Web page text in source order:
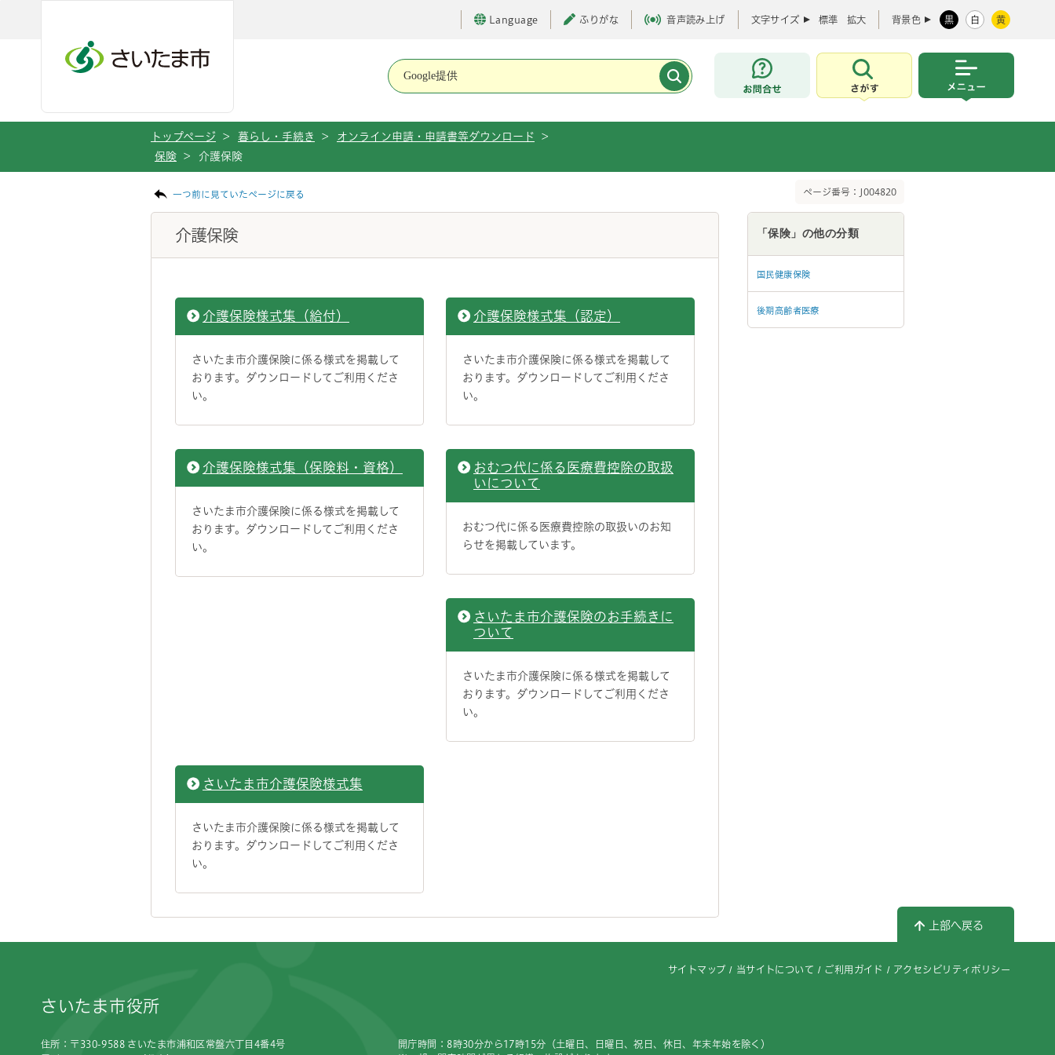
Language ふりがな 音声読み上げ 文字サイズ 標準 拡大 背景色 黒 白 黄
お問合せ
さがす
トップページ > 暮らし・手続き > オンライン申請・申請書等ダウンロード
>
保険
> 介護保険
一つ前に見ていたページに戻る ページ番号：J004820
介護保険
介護保険様式集（給付）
さいたま市介護保険に係る様式を掲載して
おります。ダウンロードしてご利用くださ
い。
介護保険様式集（認定）
さいたま市介護保険に係る様式を掲載して
おります。ダウンロードしてご利用くださ
い。
介護保険様式集（保険料・資格）
さいたま市介護保険に係る様式を掲載して
おります。ダウンロードしてご利用くださ
い。
おむつ代に係る医療費控除の取扱
いについて
おむつ代に係る医療費控除の取扱いのお知
らせを掲載しています。
さいたま市介護保険のお手続きに
ついて
さいたま市介護保険に係る様式を掲載して
おります。ダウンロードしてご利用くださ
い。
さいたま市介護保険様式集
さいたま市介護保険に係る様式を掲載して
おります。ダウンロードしてご利用くださ
い。
「保険」の他の分類
国民健康保険
後期高齢者医療
上部へ戻る
サイトマップ 当サイトについて ご利用ガイド アクセシビリティポリシー
さいたま市役所
住所：〒330-9588 さいたま市浦和区常盤六丁目4番4号
開庁時間：8時30分から17時15分（土曜日、日曜日、祝日、休日、年末年始を除く）